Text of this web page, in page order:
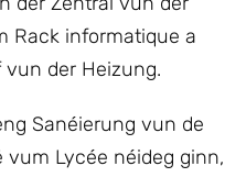
Rack informatique a
der Heizung.
Sanéierung vun de
vum Lycée néideg ginn,